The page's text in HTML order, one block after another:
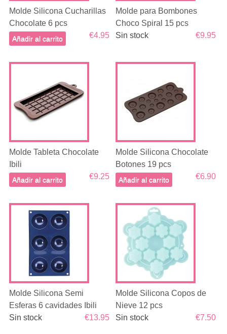
Molde Silicona Cucharillas
Chocolate 6 pcs
€4.95
Añadir al carrito
Molde para Bombones
Choco Spiral 15 pcs
€9.95
Sin stock
Molde Tableta Chocolate
Ibili
€9.25
Añadir al carrito
Molde Silicona Chocolate
Botones 19 pcs
€6.90
Añadir al carrito
Molde Silicona Semi
Esferas 6 cavidades Ibili
€13.95
Sin stock
Molde Silicona Copos de
Nieve 12 pcs
€7.50
Sin stock